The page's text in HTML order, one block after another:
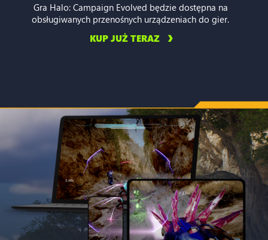
Gra Halo: Campaign Evolved będzie dostępna na
obsługiwanych przenośnych urządzeniach do gier.
KUP JUŻ TERAZ